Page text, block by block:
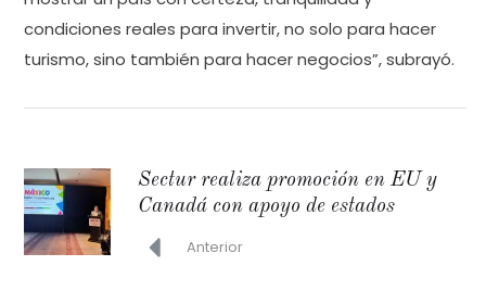
condiciones reales para invertir, no solo para hacer
turismo, sino también para hacer negocios”, subrayó.
Sectur realiza promoción en EU y
Canadá con apoyo de estados
Anterior